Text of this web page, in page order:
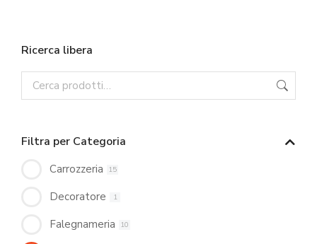
Ricerca libera
Filtra per Categoria
Carrozzeria 15
Decoratore 1
Falegnameria 10